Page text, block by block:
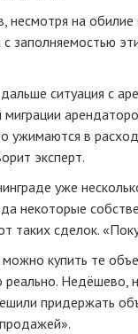
несмотря на обилие
заполняемостью
ситуация с
ужимаются в
эксперт.
уже
некоторые
таких сделок.
купить те
реально.
придержать